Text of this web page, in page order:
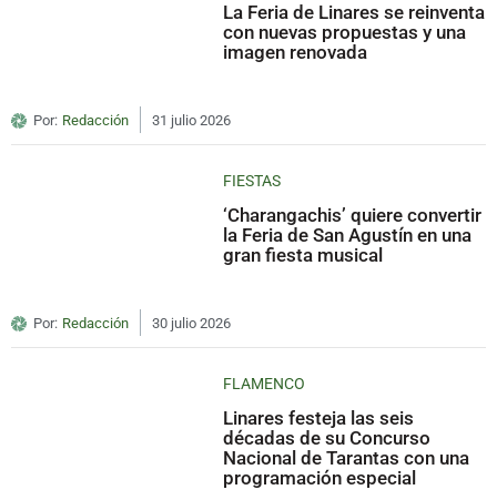
La Feria de Linares se reinventa
con nuevas propuestas y una
imagen renovada
Por: Redacción 31 julio 2026
FIESTAS
‘Charangachis’ quiere convertir
la Feria de San Agustín en una
gran fiesta musical
Por: Redacción 30 julio 2026
FLAMENCO
Linares festeja las seis
décadas de su Concurso
Nacional de Tarantas con una
programación especial